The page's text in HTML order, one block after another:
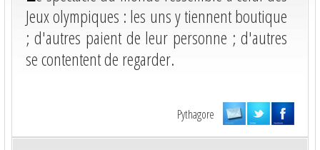
Jeux olympiques : les uns y tiennent boutique
; d'autres paient de leur personne ; d'autres
se contentent de regarder.
Pythagore